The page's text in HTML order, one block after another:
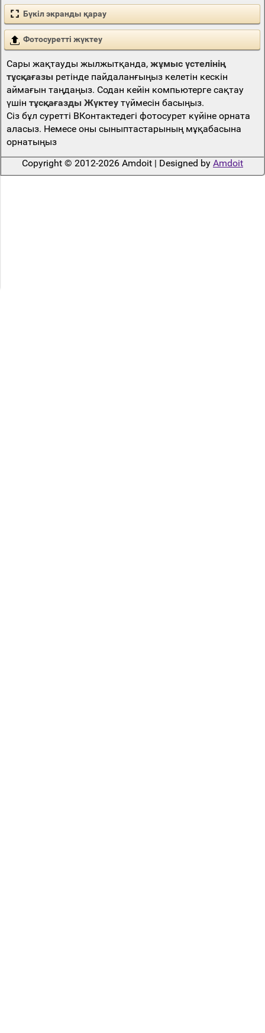
Бүкіл экранды қарау
Фотосуретті жүктеу
Сары жақтауды жылжытқанда, жұмыс үстелінің
тұсқағазыретінде пайдаланғыңыз келетін кескін
аймағын таңдаңыз. Содан кейін компьютерге сақтау
үшін тұсқағазды Жүктеутүймесін басыңыз.
Сіз бұл суретті ВКонтактедегі фотосурет күйіне орната
аласыз. Немесе оны сыныптастарының мұқабасына
орнатыңыз
Copyright © 2012-2026 Amdoit | Designed by Amdoit